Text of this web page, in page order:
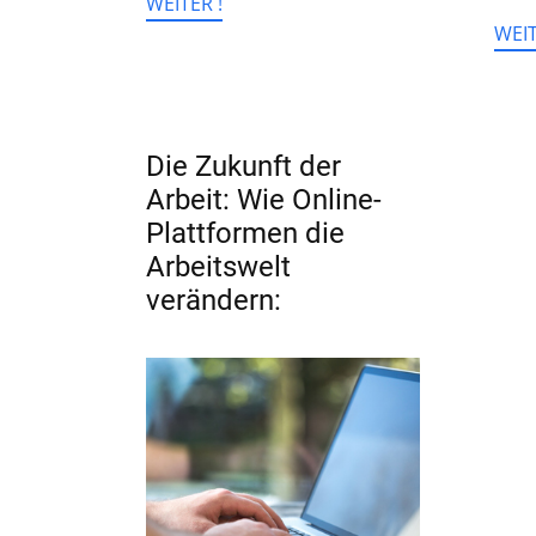
Die Zukunft der
Arbeit: Wie Online-
Plattformen die
Arbeitswelt
verändern: